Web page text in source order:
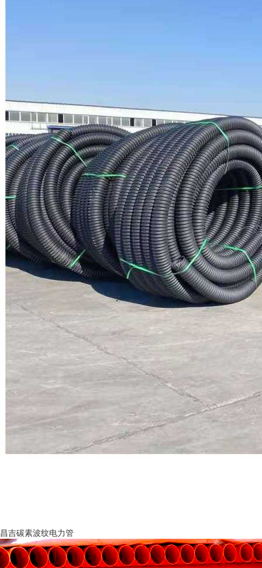
昌吉碳素波纹电力管